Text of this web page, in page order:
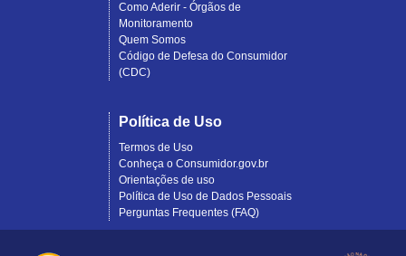
Como Aderir - Órgãos de
Monitoramento
Quem Somos
Código de Defesa do Consumidor
(CDC)
Política de Uso
Termos de Uso
Conheça o Consumidor.gov.br
Orientações de uso
Política de Uso de Dados Pessoais
Perguntas Frequentes (FAQ)